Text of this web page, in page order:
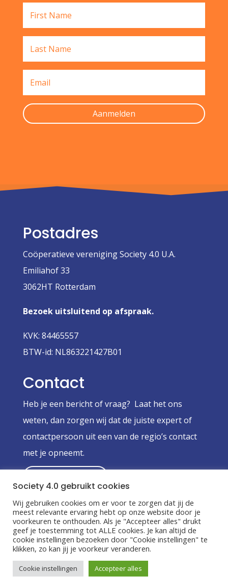
Aanmelden
Postadres
Coöperatieve vereniging Society 4.0 U.A.
Emiliahof 33
3062HT Rotterdam
Bezoek uitsluitend op afspraak.
KVK: 84465557
BTW-id: NL863221427B01
Contact
Heb je een bericht of vraag? Laat het ons
weten, dan zorgen wij dat de juiste expert of
contactpersoon uit een van de regio’s contact
met je opneemt.
Algemene Voorwaarden|Privacy Policy
Copyright© Coöperatieve vereniging
Society 4.0 gebruikt cookies
Wij gebruiken cookies om er voor te zorgen dat jij de
meest relevante ervaring hebt op onze website door je
voorkeuren te onthouden. Als je "Accepteer alles" drukt
geef je toestemming tot ALLE cookies. Je kan altijd de
cookie instellingen bezoeken door "Cookie instellingen" te
klikken, zo kan jij je voorkeur veranderen.
Cookie instellingen Accepteer alles